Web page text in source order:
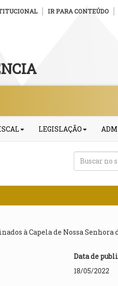
IR PARA CONTEÚDO
LEGISLAÇÃO
à Capela de Nossa Senhora
Data de
18/05/2022